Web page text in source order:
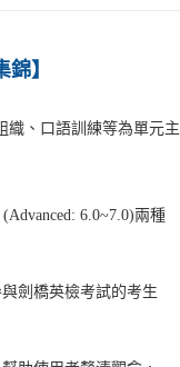
】
織、口語訓練等為單元主
6.0~7.0)兩種
劍橋英檢考試的考生